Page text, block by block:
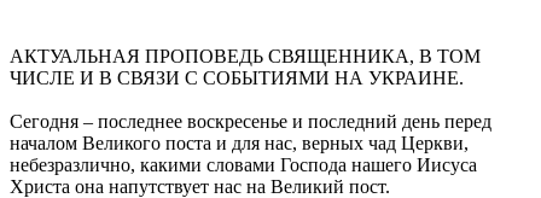
АКТУАЛЬНАЯ ПРОПОВЕДЬ СВЯЩЕННИКА, В ТОМ
ЧИСЛЕ И В СВЯЗИ С СОБЫТИЯМИ НА УКРАИНЕ.
Сегодня – последнее воскресенье и последний день перед
началом Великого поста и для нас, верных чад Церкви,
небезразлично, какими словами Господа нашего Иисуса
Христа она напутствует нас на Великий пост.